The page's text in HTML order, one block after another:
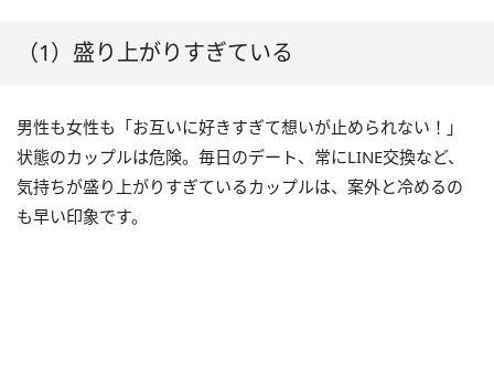
（1）盛り上がりすぎている
男性も女性も「お互いに好きすぎて想いが止められない！」
状態のカップルは危険。毎日のデート、常にLINE交換など、
気持ちが盛り上がりすぎているカップルは、案外と冷めるの
も早い印象です。